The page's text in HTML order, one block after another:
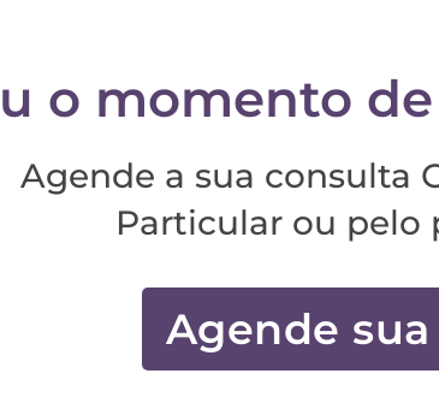
o momento
Agende a sua consulta
Particular ou pelo
Agende